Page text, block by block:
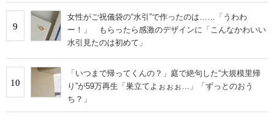
9
女性がご祝儀袋の“水引”で作ったのは……「うわわ
ー！」 もらったら感激のデザインに「こんなかわいい
水引見たのは初めて」
10
「いつまで帰ってくんの？」庭で絶句した“大規模里帰
り”が59万再生「巣立てよぉぉぉ…」「ずっとのおう
ち？」